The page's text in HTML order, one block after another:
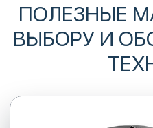
ПОЛЕЗНЫЕ
ВЫБОРУ И